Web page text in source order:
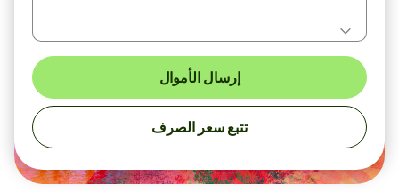
إرسال الأموال
تتبع سعر الصرف